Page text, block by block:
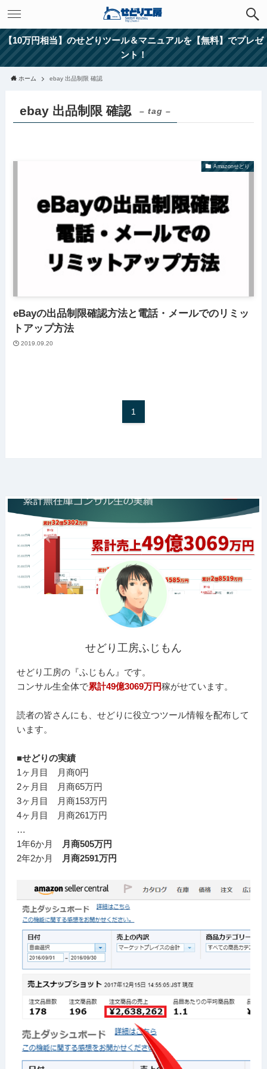
【10万円相当】のせどりツール＆マニュアルを【無料】でプレゼ
ント！
ホーム ebay 出品制限 確認
ebay 出品制限 確認 – tag –
Amazonせどり
eBayの出品制限確認方法と電話・メールでのリミッ
トアップ方法
2019.09.20
1
せどり工房ふじもん
せどり工房の『ふじもん』です。
コンサル生全体で累計49億3069万円稼がせています。
読者の皆さんにも、せどりに役立つツール情報を配布して
います。
■せどりの実績
1ヶ月目 月商0円
2ヶ月目 月商65万円
3ヶ月目 月商153万円
4ヶ月目 月商261万円
…
1年6か月
月商505万円
2年2か月
月商2591万円